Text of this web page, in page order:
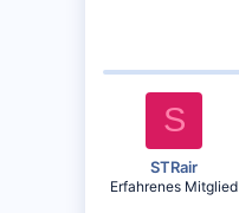
S
STRair
Erfahrenes Mitglied